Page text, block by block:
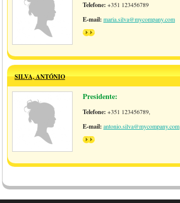
Telefone: +351 123456789
E-mail: maria.silva@mycompany.com
>>
SILVA, ANTÓNIO
Presidente:
Telefone: +351 123456789,
E-mail: antonio.silva@mycompany.com
>>